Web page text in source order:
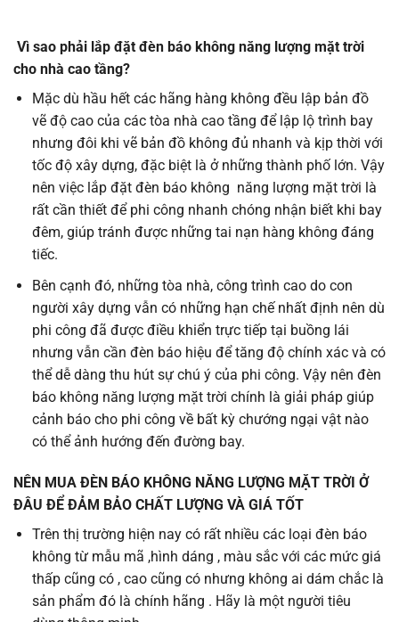
Vì sao phải lắp đặt đèn báo không năng lượng mặt trời
cho nhà cao tầng?
Mặc dù hầu hết các hãng hàng không đều lập bản đồ
vẽ độ cao của các tòa nhà cao tầng để lập lộ trình bay
nhưng đôi khi vẽ bản đồ không đủ nhanh và kịp thời với
tốc độ xây dựng, đặc biệt là ở những thành phố lớn. Vậy
nên việc lắp đặt đèn báo không năng lượng mặt trời là
rất cần thiết để phi công nhanh chóng nhận biết khi bay
đêm, giúp tránh được những tai nạn hàng không đáng
tiếc.
Bên cạnh đó, những tòa nhà, công trình cao do con
người xây dựng vẫn có những hạn chế nhất định nên dù
phi công đã được điều khiển trực tiếp tại buồng lái
nhưng vẫn cần đèn báo hiệu để tăng độ chính xác và có
thể dễ dàng thu hút sự chú ý của phi công. Vậy nên đèn
báo không năng lượng mặt trời chính là giải pháp giúp
cảnh báo cho phi công về bất kỳ chướng ngại vật nào
có thể ảnh hướng đến đường bay.
NÊN MUA ĐÈN BÁO KHÔNG NĂNG LƯỢNG MẶT TRỜI Ở
ĐÂU ĐỂ ĐẢM BẢO CHẤT LƯỢNG VÀ GIÁ TỐT
Trên thị trường hiện nay có rất nhiều các loại đèn báo
không từ mẫu mã ,hình dáng , màu sắc với các mức giá
thấp cũng có , cao cũng có nhưng không ai dám chắc là
sản phẩm đó là chính hãng . Hãy là một người tiêu